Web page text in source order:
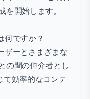
を開始します。
何ですか？
ザーとさまざまな
の間の仲介者とし
て効率的なコンテ